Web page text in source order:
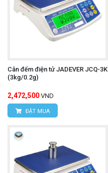
Cân đếm điện tử JADEVER JCQ-3K
(3kg/0.2g)
2,472,500 VND
ĐẶT MUA